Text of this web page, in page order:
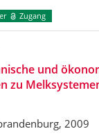
Zugang
und
zu
2009